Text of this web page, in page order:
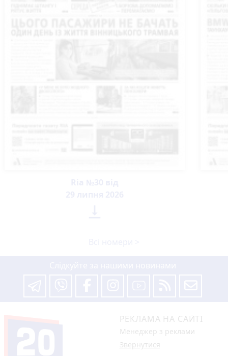
РЕКЛАМА НА САЙТІ
Менеджер з реклами
Звернутися